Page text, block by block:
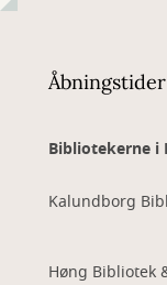
Åbningstider
Bibliotekerne i
Kalundborg
Høng Bibliotek